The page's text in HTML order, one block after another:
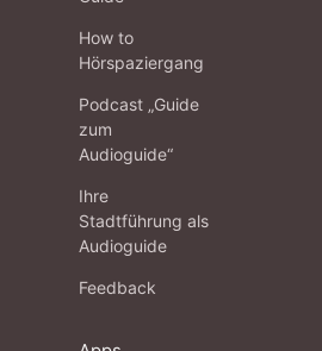
How to
Hörspaziergang
Podcast „Guide
zum
Audioguide“
Ihre
Stadtführung als
Audioguide
Feedback